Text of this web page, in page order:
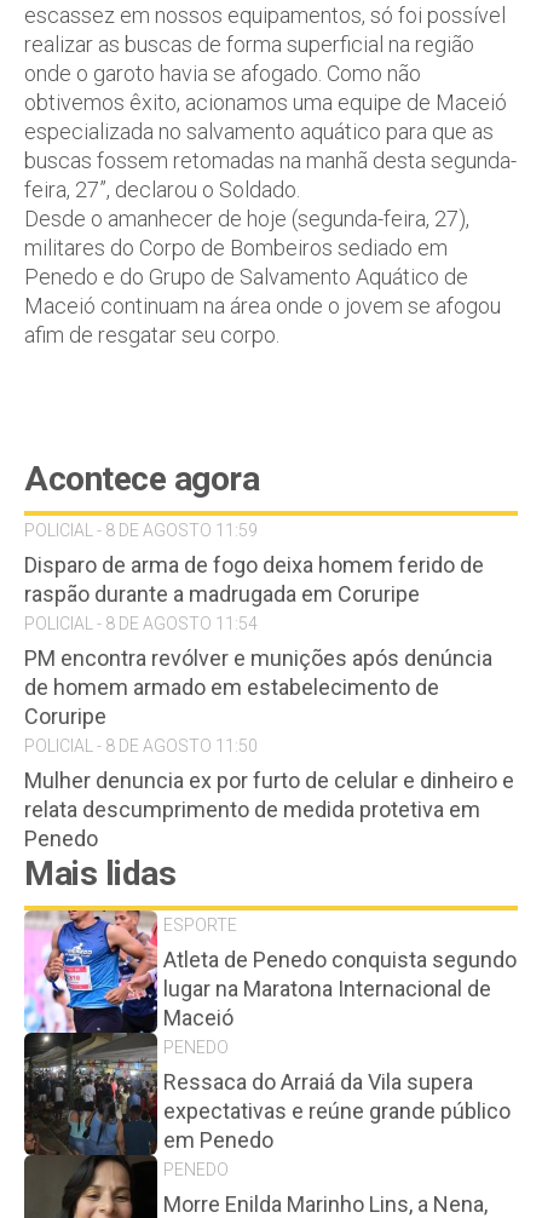
escassez em nossos equipamentos, só foi possível
realizar as buscas de forma superficial na região
onde o garoto havia se afogado. Como não
obtivemos êxito, acionamos uma equipe de Maceió
especializada no salvamento aquático para que as
buscas fossem retomadas na manhã desta segunda-
feira, 27”, declarou o Soldado.
Desde o amanhecer de hoje (segunda-feira, 27),
militares do Corpo de Bombeiros sediado em
Penedo e do Grupo de Salvamento Aquático de
Maceió continuam na área onde o jovem se afogou
afim de resgatar seu corpo.
Acontece agora
POLICIAL - 8 DE AGOSTO 11:59
Disparo de arma de fogo deixa homem ferido de
raspão durante a madrugada em Coruripe
POLICIAL - 8 DE AGOSTO 11:54
PM encontra revólver e munições após denúncia
de homem armado em estabelecimento de
Coruripe
POLICIAL - 8 DE AGOSTO 11:50
Mulher denuncia ex por furto de celular e dinheiro e
relata descumprimento de medida protetiva em
Penedo
Mais lidas
ESPORTE
Atleta de Penedo conquista segundo
lugar na Maratona Internacional de
Maceió
PENEDO
Ressaca do Arraiá da Vila supera
expectativas e reúne grande público
em Penedo
PENEDO
Morre Enilda Marinho Lins, a Nena,